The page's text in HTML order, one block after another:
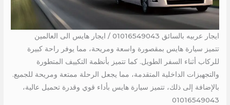
ايجار عربيه بالسائق 01016549043 / ايجار هايس الى العالمين
تتميز سيارة هايس بمقصورة واسعة ومريحة، مما يوفر راحة كبيرة
للركاب أثناء السفر الطويل. كما تتميز بأنظمة التكييف المتطورة
والتجهيزات الداخلية المتقدمة، مما يجعل الرحلة ممتعة ومريحة للجميع.
بالإضافة إلى ذلك، تتميز سيارة هايس بأداء قوي وقدرة تحميل عالية،
01016549043